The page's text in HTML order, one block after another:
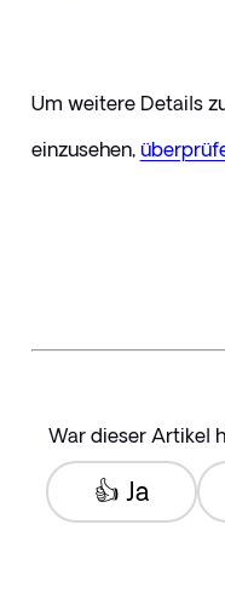
Um weitere Details
einzusehen,
War dieser Artikel
👍 Ja